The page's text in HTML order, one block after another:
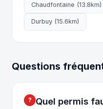
Chaudfontaine (13.8km)
Durbuy (15.6km)
Questions
Quel permis